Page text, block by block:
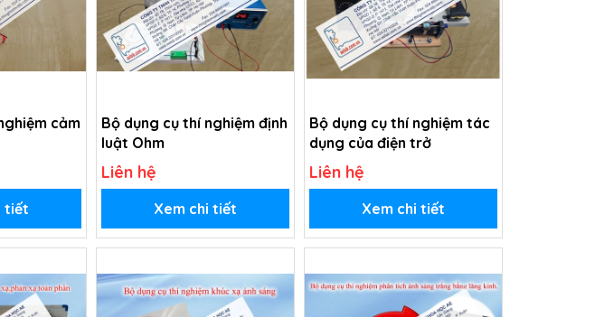
cảm
tiết
Bộ dụng cụ thí nghiệm định
luật Ohm
Liên hệ
Xem chi tiết
Bộ dụng cụ thí nghiệm tác
dụng của điện trở
Liên hệ
Xem chi tiết